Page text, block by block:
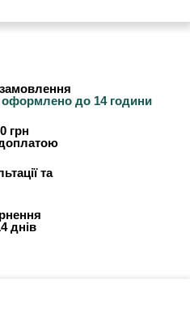
до 14 години
грн
та
днів